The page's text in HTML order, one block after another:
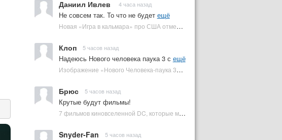
Даниил Ивлев 4 часа назад
Не совсем так. То что не будет ещё
Новая «Игра в кальмара» про США отменена | Plugged In Ru
Клоп 5 часов назад
Надеюсь Нового человека паука 3 с ещё
Изображение «Нового Человека-паука 3» подтвердило Зловещую шестерку | Plugged In Ru
Брюс 5 часов назад
Крутые будут фильмы!
7 фильмов киновселенной DC, которые может снять Зак Снайдер | Plugged In Ru
Snyder-Fan 5 часов назад